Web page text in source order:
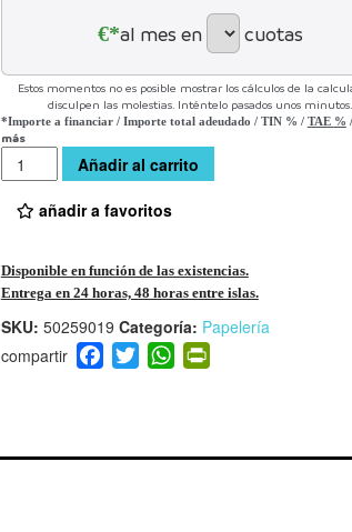
€*al mes en cuotas
Estos momentos no es posible mostrar los cálculos de la
disculpen las molestias. Inténtelo pasados unos minutos.
*Importe a financiar / Importe total adeudado / TIN % / TAE % /
más
Cantidad Añadir al carrito
añadir a favoritos
Disponible en función de las existencias.
Entrega en 24 horas, 48 horas entre islas.
SKU: 50259019 Categoría: Papelería
F
a
b
T
wi
W
h
A
Pr
in
e